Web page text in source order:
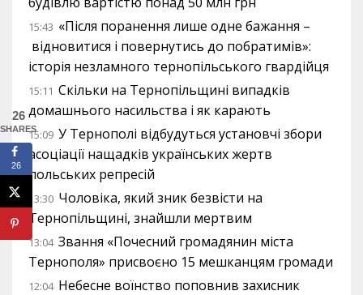
15:43 «Після поранення лише одне бажання –
відновитися і повернутись до побратимів»:
історія незламного тернопільського гвардійця
15:11 Скільки на Тернопільщині випадків
домашнього насильства і як карають
15:09 У Тернополі відбудуться установчі збори
асоціації нащадків українських жертв
польських репресій
13:30 Чоловіка, який зник безвісти на
Тернопільщині, знайшли мертвим
13:04 Звання «Почесний громадянин міста
Тернополя» присвоєно 15 мешканцям громади
12:04 Небесне воїнство поповнив захисник
26
SHARES
26